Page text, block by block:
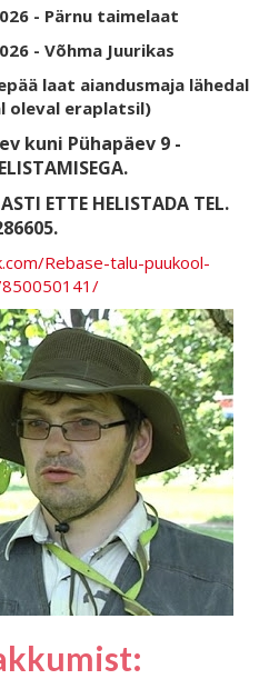
- Pärnu taimelaat
- Võhma Juurikas
laat aiandusmaja lähedal
oleval eraplatsil)
kuni Pühapäev 9 -
ETTE HELISTADA TEL.
Rebase-talu-puukool-